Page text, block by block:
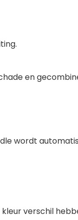
en
wordt
verschil